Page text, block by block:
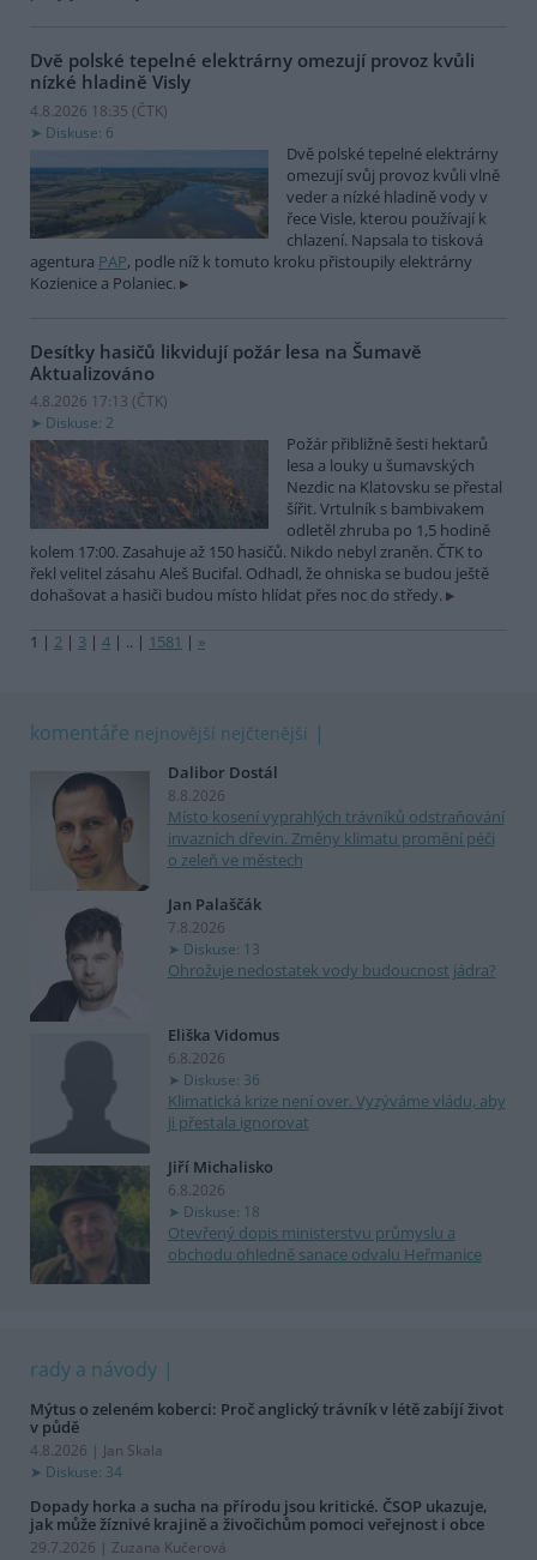
Dvě polské tepelné elektrárny omezují provoz kvůli
nízké hladině Visly
4.8.2026 18:35 (ČTK)
Diskuse: 6
Dvě polské tepelné elektrárny
omezují svůj provoz kvůli vlně
veder a nízké hladině vody v
řece Visle, kterou používají k
chlazení. Napsala to tisková
agentura PAP, podle níž k tomuto kroku přistoupily elektrárny
Kozienice a Polaniec.
Desítky hasičů likvidují požár lesa na Šumavě
Aktualizováno
4.8.2026 17:13 (ČTK)
Diskuse: 2
Požár přibližně šesti hektarů
lesa a louky u šumavských
Nezdic na Klatovsku se přestal
šířit. Vrtulník s bambivakem
odletěl zhruba po 1,5 hodině
kolem 17:00. Zasahuje až 150 hasičů. Nikdo nebyl zraněn. ČTK to
řekl velitel zásahu Aleš Bucifal. Odhadl, že ohniska se budou ještě
dohašovat a hasiči budou místo hlídat přes noc do středy.
1 | 2 | 3 | 4 | .. | 1581 | »
komentáře nejnovější nejčtenější
Dalibor Dostál
8.8.2026
Místo kosení vyprahlých trávníků odstraňování
invazních dřevin. Změny klimatu promění péči
o zeleň ve městech
Jan Palaščák
7.8.2026
Diskuse: 13
Ohrožuje nedostatek vody budoucnost jádra?
Eliška Vidomus
6.8.2026
Diskuse: 36
Klimatická krize není over. Vyzýváme vládu, aby
ji přestala ignorovat
Jiří Michalisko
6.8.2026
Diskuse: 18
Otevřený dopis ministerstvu průmyslu a
obchodu ohledně sanace odvalu Heřmanice
rady a návody
Mýtus o zeleném koberci: Proč anglický trávník v létě zabíjí život
v půdě
4.8.2026 | Jan Skala
Diskuse: 34
Dopady horka a sucha na přírodu jsou kritické. ČSOP ukazuje,
jak může žíznivé krajině a živočichům pomoci veřejnost i obce
29.7.2026 | Zuzana Kučerová